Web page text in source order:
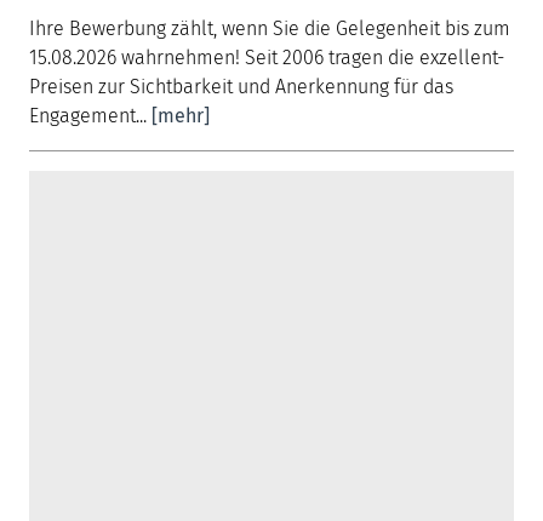
Ihre Bewerbung zählt, wenn Sie die Gelegenheit bis zum
15.08.2026 wahrnehmen! Seit 2006 tragen die exzellent-
Preisen zur Sichtbarkeit und Anerkennung für das
Engagement... [mehr]